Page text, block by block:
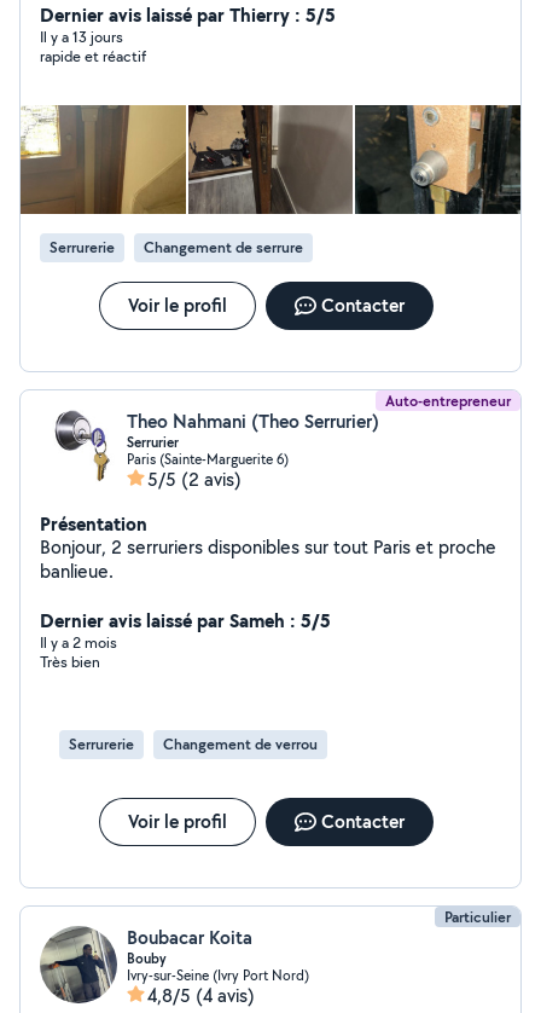
serrurier diplômé et certifié, je postule aux demandes
lorsque je suis disponible et en mesure de répondre au
besoin. Je suis équipé et formé pour répondre aux
domaines de la serrurerie et sur tous types de serrures.
Dernier avis laissé par Thierry : 5/5
Il y a 13 jours
rapide et réactif
Serrurerie Changement de serrure
Voir le profil Contacter
Auto-entrepreneur
Theo Nahmani (Theo Serrurier)
Serrurier
Paris (Sainte-Marguerite 6)
5/5 (2 avis)
Présentation
Bonjour, 2 serruriers disponibles sur tout Paris et proche
banlieue.
Dernier avis laissé par Sameh : 5/5
Il y a 2 mois
Très bien
Serrurerie Changement de verrou
Voir le profil Contacter
Particulier
Boubacar Koita
Bouby
Ivry-sur-Seine (Ivry Port Nord)
4,8/5 (4 avis)